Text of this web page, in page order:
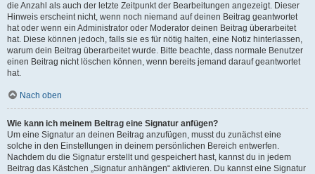
die Anzahl als auch der letzte Zeitpunkt der Bearbeitungen angezeigt. Dieser
Hinweis erscheint nicht, wenn noch niemand auf deinen Beitrag geantwortet
hat oder wenn ein Administrator oder Moderator deinen Beitrag überarbeitet
hat. Diese können jedoch, falls sie es für nötig halten, eine Notiz hinterlassen,
warum dein Beitrag überarbeitet wurde. Bitte beachte, dass normale Benutzer
einen Beitrag nicht löschen können, wenn bereits jemand darauf geantwortet
hat.
Nach oben
Wie kann ich meinem Beitrag eine Signatur anfügen?
Um eine Signatur an deinen Beitrag anzufügen, musst du zunächst eine
solche in den Einstellungen in deinem persönlichen Bereich entwerfen.
Nachdem du die Signatur erstellt und gespeichert hast, kannst du in jedem
Beitrag das Kästchen „Signatur anhängen“ aktivieren. Du kannst eine Signatur